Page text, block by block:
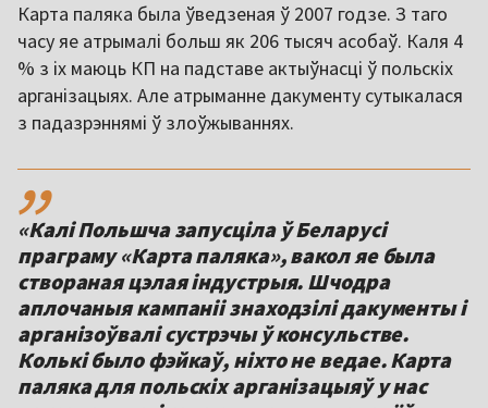
Карта паляка была ўведзеная ў 2007 годзе. З таго
часу яе атрымалі больш як 206 тысяч асобаў. Каля 4
% з іх маюць КП на падставе актыўнасці ў польскіх
арганізацыях. Але атрыманне дакументу сутыкалася
з падазрэннямі ў злоўжываннях.
,,
«Калі Польшча запусціла ў Беларусі
праграму «Карта паляка», вакол яе была
створаная цэлая індустрыя. Шчодра
аплочаныя кампаніі знаходзілі дакументы і
арганізоўвалі сустрэчы ў консульстве.
Колькі было фэйкаў, ніхто не ведае. Карта
паляка для польскіх арганізацыяў у нас